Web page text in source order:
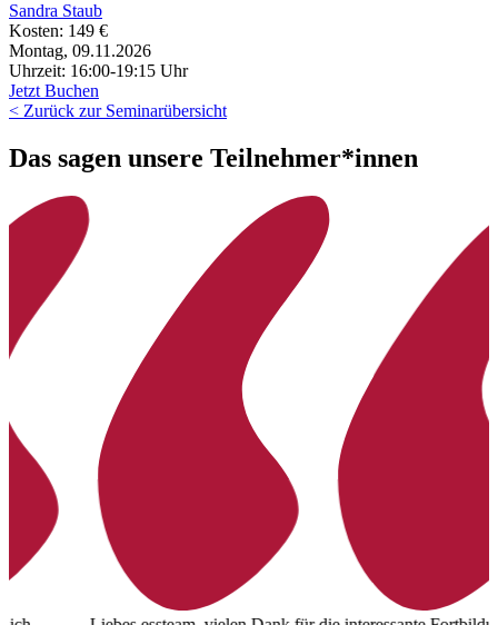
Sandra Staub
Kosten: 149 €
Montag, 09.11.2026
Uhrzeit: 16:00-19:15 Uhr
Jetzt Buchen
< Zurück zur Seminarübersicht
Das sagen unsere Teilnehmer*innen